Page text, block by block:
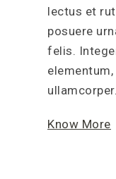
lectus et
posuere
felis.
ullamcorper.
Know More